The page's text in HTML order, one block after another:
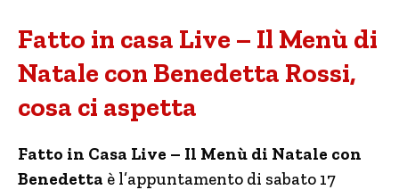
Fatto in casa Live – Il Menù di
Natale con Benedetta Rossi,
cosa ci aspetta
Fatto in Casa Live – Il Menù di Natale con
Benedetta è l’appuntamento di sabato 17